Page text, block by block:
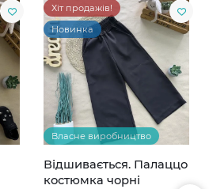
Хіт продажів!
Новинка
Власне виробництво
Відшивається. Палаццо
костюмка чорні